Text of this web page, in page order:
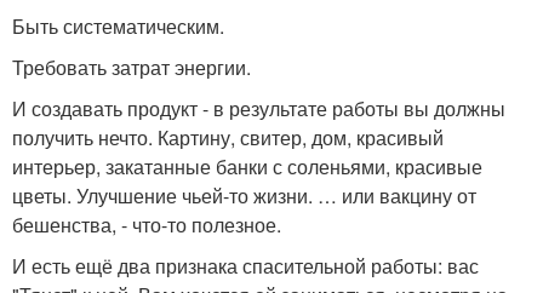
Быть систематическим.
Требовать затрат энергии.
И создавать продукт - в результате работы вы должны
получить нечто. Картину, свитер, дом, красивый
интерьер, закатанные банки с соленьями, красивые
цветы. Улучшение чьей-то жизни. … или вакцину от
бешенства, - что-то полезное.
И есть ещё два признака спасительной работы: вас